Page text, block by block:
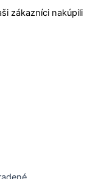
zákazníci nakúpili